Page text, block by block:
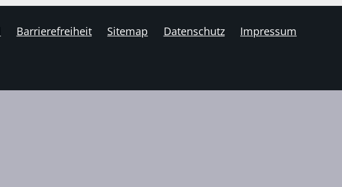
Barrierefreiheit Sitemap Datenschutz Impressum